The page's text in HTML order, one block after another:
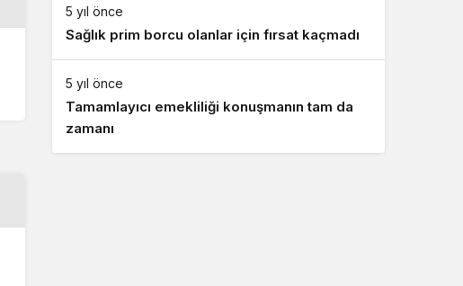
5 yıl önce
Sağlık prim borcu olanlar için fırsat kaçmadı
5 yıl önce
Tamamlayıcı emekliliği konuşmanın tam da
zamanı